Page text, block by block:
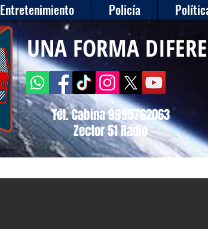
Entretenimiento Policía
Tel. Cabina 9995762063
Zector 51 Radio
UNA FORMA